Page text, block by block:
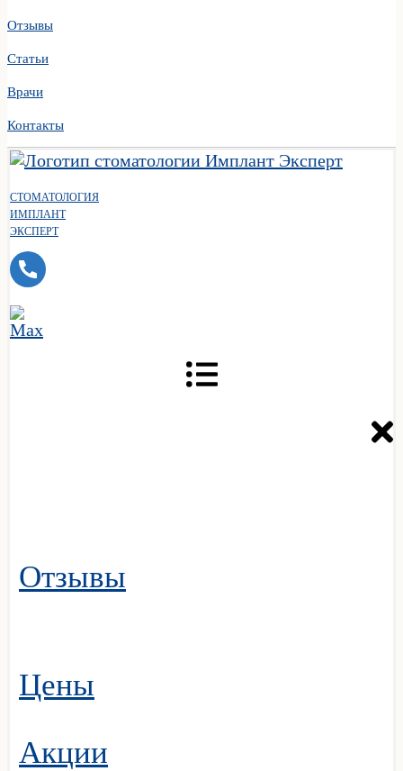
Отзывы
Статьи
Врачи
Контакты
СТОМАТОЛОГИЯ
ИМПЛАНТ
ЭКСПЕРТ
Отзывы
Цены
Акции